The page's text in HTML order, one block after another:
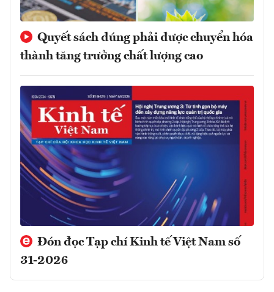
Quyết sách đúng phải được chuyển hóa
thành tăng trưởng chất lượng cao
Đón đọc Tạp chí Kinh tế Việt Nam số
31-2026